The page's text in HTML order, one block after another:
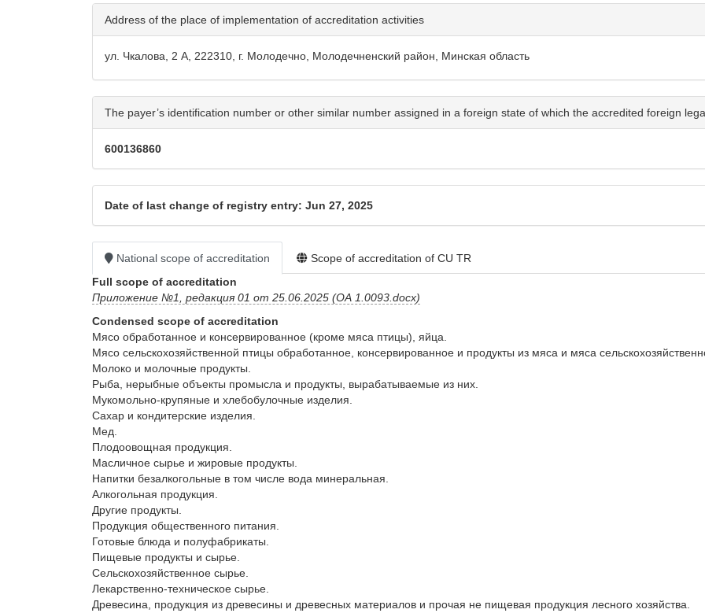
Address of the place of implementation of accreditation activities
ул. Чкалова, 2 А, 222310, г. Молодечно, Молодечненский район, Минская область
The payer’s identification number or other similar number assigned in a foreign state of which the accredited foreign
600136860
Date of last change of registry entry: Jun 27, 2025
National scope of accreditation
Scope of accreditation of CU TR
Full scope of accreditation
Приложение №1, редакция 01 от 25.06.2025 (ОА 1.0093.docx)
Condensed scope of accreditation
Мясо обработанное и консервированное (кроме мяса птицы), яйца.
Мясо сельскохозяйственной птицы обработанное, консервированное и продукты из мяса и мяса
Молоко и молочные продукты.
Рыба, нерыбные объекты промысла и продукты, вырабатываемые из них.
Мукомольно-крупяные и хлебобулочные изделия.
Сахар и кондитерские изделия.
Мед.
Плодоовощная продукция.
Масличное сырье и жировые продукты.
Напитки безалкогольные в том числе вода минеральная.
Алкогольная продукция.
Другие продукты.
Продукция общественного питания.
Готовые блюда и полуфабрикаты.
Пищевые продукты и сырье.
Сельскохозяйственное сырье.
Лекарственно-техническое сырье.
Древесина, продукция из древесины и древесных материалов и прочая не пищевая продукция лесного хозяйства.